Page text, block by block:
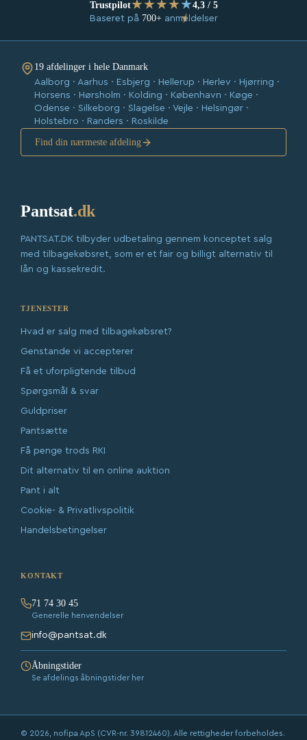
Trustpilot★★★★★
★
4,3 / 5
Baseret på 700+anmeldelser
19 afdelinger i hele Danmark
Aalborg · Aarhus · Esbjerg · Hellerup · Herlev · Hjørring ·
Horsens · Hørsholm · Kolding · København · Køge ·
Odense · Silkeborg · Slagelse · Vejle · Helsingør ·
Holstebro · Randers · Roskilde
Find din nærmeste afdeling
Pantsat.dk
PANTSAT.DK tilbyder udbetaling gennem konceptet salg
med tilbagekøbsret, som er et fair og billigt alternativ til
lån og kassekredit.
TJENESTER
Hvad er salg med tilbagekøbsret?
Genstande vi accepterer
Få et uforpligtende tilbud
Spørgsmål & svar
Guldpriser
Pantsætte
Få penge trods RKI
Dit alternativ til en online auktion
Pant i alt
Cookie- & Privatlivspolitik
Handelsbetingelser
KONTAKT
71 74 30 45
Generelle henvendelser
info@pantsat.dk
Åbningstider
Se afdelings åbningstider her
© 2026, nofipa ApS (CVR-nr. 39812460). Alle rettigheder forbeholdes.